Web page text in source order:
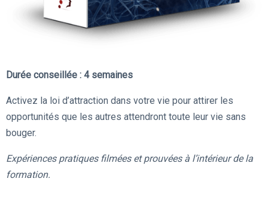
Durée conseillée : 4 semaines
Activez la loi d’attraction dans votre vie pour attirer les
opportunités que les autres attendront toute leur vie sans
bouger.
Expériences pratiques filmées et prouvées à l’intérieur de la
formation.